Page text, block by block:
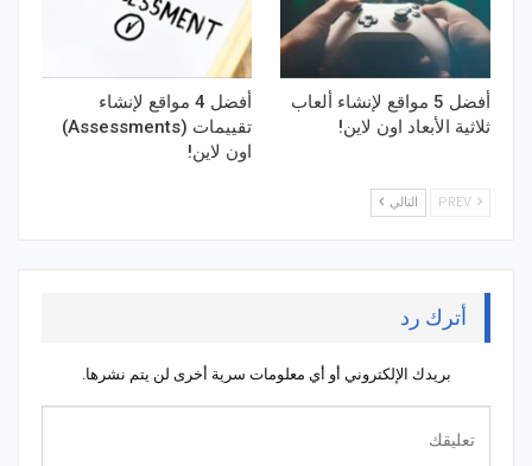
أفضل 5 مواقع لإنشاء ألعاب
ثلاثية الأبعاد اون لاين!
أفضل 4 مواقع لإنشاء
تقييمات (Assessments)
اون لاين!
التالي
أترك رد
بريدك الإلكتروني أو أي معلومات سرية أخرى لن يتم نشرها.